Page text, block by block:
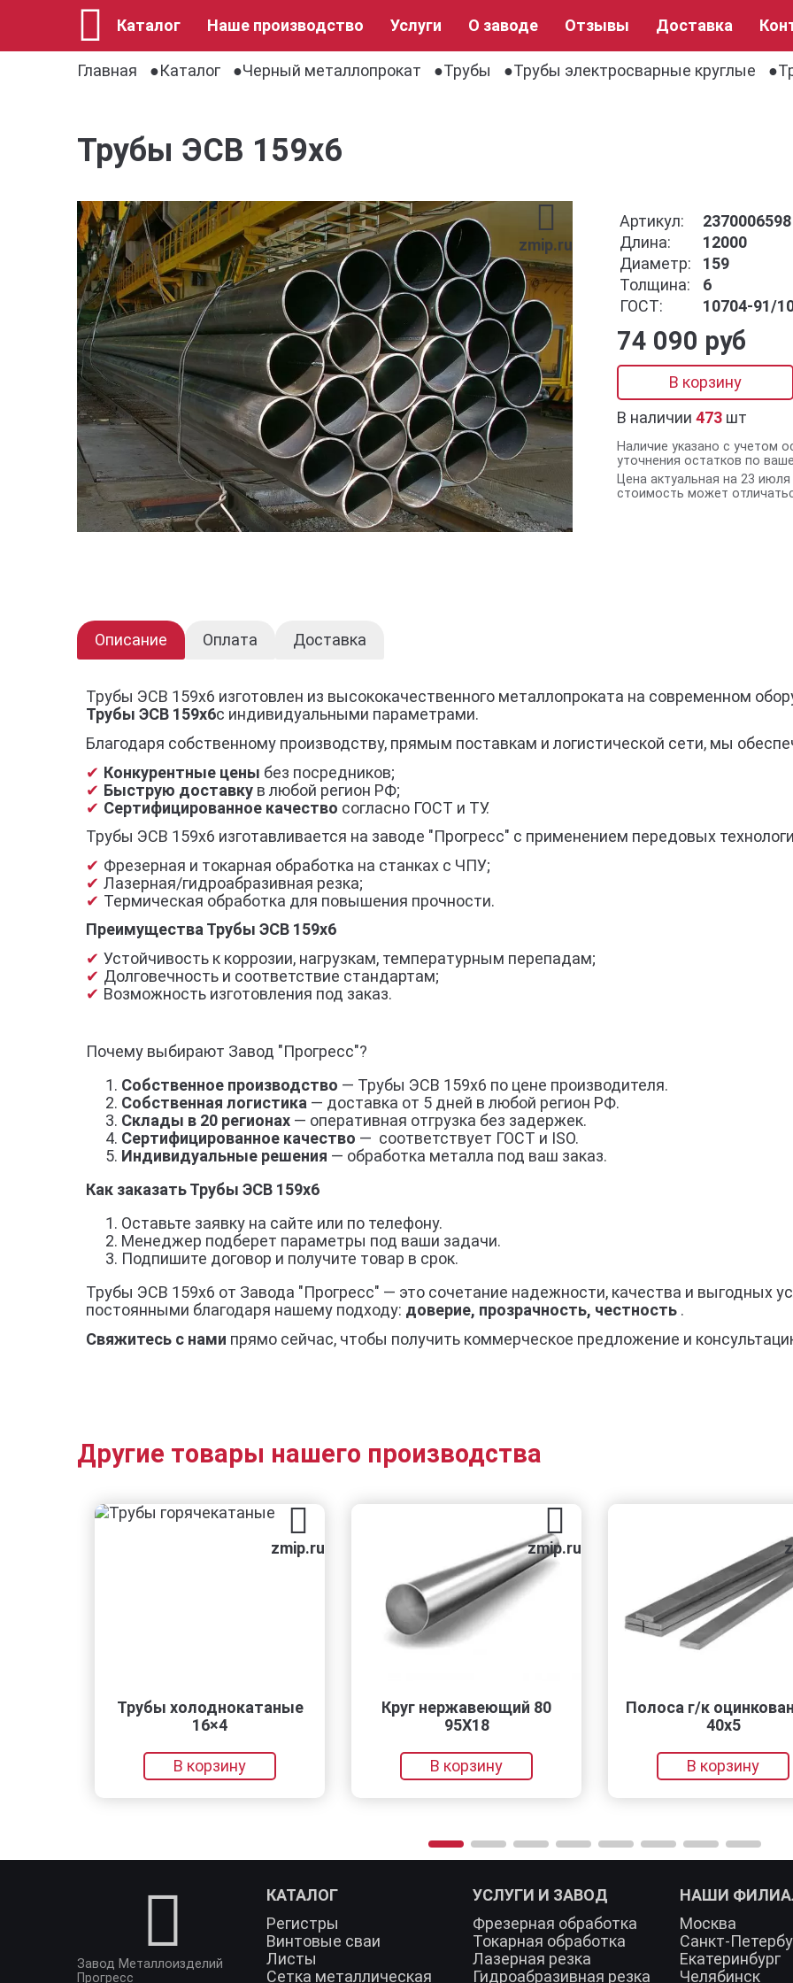
Каталог Наше производство Услуги О заводе Отзывы Доставка
Главная Каталог Черный металлопрокат Трубы Трубы электросварные круглые
Трубы ЭСВ 159х6
zmip.ru
Артикул:
2370006598
Длина:
12000
Диаметр:
159
Толщина:
6
ГОСТ:
10704-91/
74 090 руб
В корзину
В наличии 473 шт
Наличие указано с учетом
уточнения остатков по
Цена актуальная на 23
стоимость может
Описание Оплата Доставка
Трубы ЭСВ 159х6 изготовлен из высококачественного металлопроката на современном
Трубы ЭСВ 159х6с индивидуальными параметрами.
Благодаря собственному производству, прямым поставкам и логистической сети, мы
Конкурентные цены без посредников;
Быструю доставку в любой регион РФ;
Сертифицированное качество согласно ГОСТ и ТУ.
Трубы ЭСВ 159х6 изготавливается на заводе "Прогресс" с применением передовых
Фрезерная и токарная обработка на станках с ЧПУ;
Лазерная/гидроабразивная резка;
Термическая обработка для повышения прочности.
Преимущества Трубы ЭСВ 159х6
Устойчивость к коррозии, нагрузкам, температурным перепадам;
Долговечность и соответствие стандартам;
Возможность изготовления под заказ.
Почему выбирают Завод "Прогресс"?
Собственное производство — Трубы ЭСВ 159х6 по цене производителя.
Собственная логистика — доставка от 5 дней в любой регион РФ.
Склады в 20 регионах — оперативная отгрузка без задержек.
Сертифицированное качество — соответствует ГОСТ и ISO.
Индивидуальные решения — обработка металла под ваш заказ.
Как заказать Трубы ЭСВ 159х6
Оставьте заявку на сайте или по телефону.
Менеджер подберет параметры под ваши задачи.
Подпишите договор и получите товар в срок.
Трубы ЭСВ 159х6 от Завода "Прогресс" — это сочетание надежности, качества и выгодных
постоянными благодаря нашему подходу: доверие, прозрачность, честность .
Свяжитесь с нами прямо сейчас, чтобы получить коммерческое предложение и
Другие товары нашего производства
Трубы холоднокатаные
В корзину
zmip.ru
Круг нержавеющий 80
В корзину
zmip.ru
Полоса г/к оцинкованная
В корзину
Завод Металлоизделий
Прогресс
КАТАЛОГ
Регистры
Винтовые сваи
Листы
Сетка металлическая
УСЛУГИ И ЗАВОД
Фрезерная обработка
Токарная обработка
Лазерная резка
Гидроабразивная резка
НАШИ
Москва
Санкт-
Екатеринбург
Челябинск